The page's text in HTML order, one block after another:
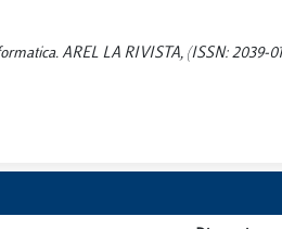
AREL LA RIVISTA, (ISSN: 2039-